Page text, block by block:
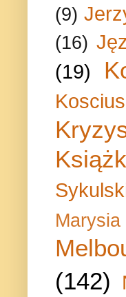
(9)
(16)
(19)
(142)